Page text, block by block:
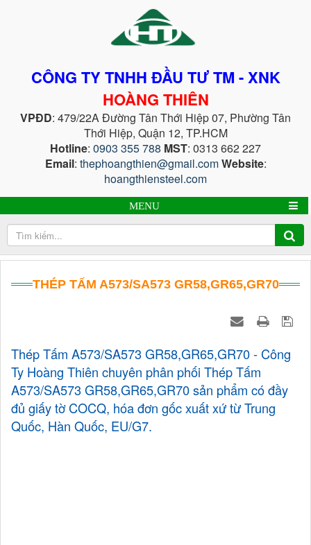
CÔNG TY TNHH ĐẦU TƯ TM - XNK
HOÀNG THIÊN
VPĐD: 479/22A Đường Tân Thới Hiệp 07, Phường Tân
Thới Hiệp, Quận 12, TP.HCM
Hotline: 0903 355 788 MST: 0313 662 227
Email: thephoangthien@gmail.comWebsite:
hoangthiensteel.com
MENU
THÉP TẤM A573/SA573 GR58,GR65,GR70
Thép Tấm A573/SA573 GR58,GR65,GR70 - Công
Ty Hoàng Thiên chuyên phân phối Thép Tấm
A573/SA573 GR58,GR65,GR70 sản phẩm có đầy
đủ giấy tờ COCQ, hóa đơn gốc xuất xứ từ Trung
Quốc, Hàn Quốc, EU/G7.